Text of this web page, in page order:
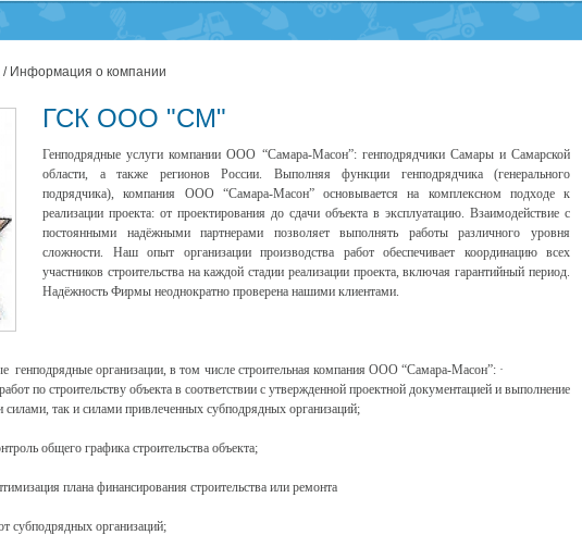
/ Информация о компании
ГСК ООО "СМ"
Генподрядные услуги компании ООО “Самара-Масон”: генподрядчики Самары и Самарской
области, а также регионов России. Выполняя функции генподрядчика (генерального
подрядчика), компания ООО “Самара-Масон” основывается на комплексном подходе к
реализации проекта: от проектирования до сдачи объекта в эксплуатацию. Взаимодействие с
постоянными надёжными партнерами позволяет выполнять работы различного уровня
сложности. Наш опыт организации производства работ обеспечивает координацию всех
участников строительства на каждой стадии реализации проекта, включая гарантийный период.
Надёжность Фирмы неоднократно проверена нашими клиентами.
генподрядные организации, в том числе строительная компания ООО “Самара-Масон”: ·
по строительству объекта в соответствии с утвержденной проектной документацией и выполнение
силами, так и силами привлеченных субподрядных организаций;
графика строительства объекта;
финансирования строительства или ремонта
организаций;